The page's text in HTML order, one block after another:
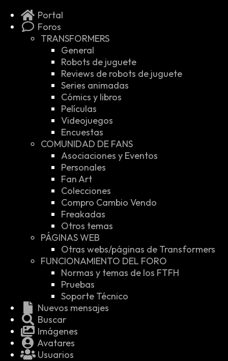
Portal
Foros
TRANSFORMERS
General
Robots de juguete
Reviews de robots de juguete
Series animadas
Cómics y libros
Películas
Videojuegos
Encuestas
COMUNIDAD DE FANS
Asociaciones y Eventos
Personales
Fan Art
Colecciones
Compro Cambio Vendo
Freakadas
Otros temas
PÁGINAS WEB
Otras webs/páginas de Transformers
FUNCIONAMIENTO DEL FORO
Normas y temas de los FTFH
Pruebas
Soporte Técnico
Nuevos mensajes
Buscar
Imágenes
Avatares
Usuarios